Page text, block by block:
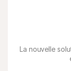
La nouvelle